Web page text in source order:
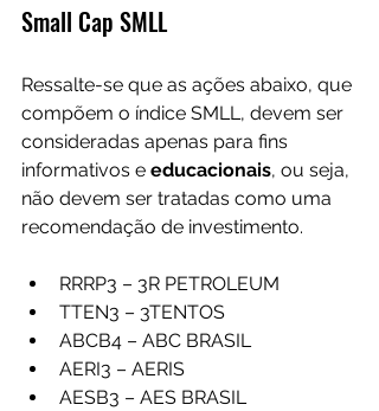
Small Cap SMLL
Ressalte-se que as ações abaixo, que
compõem o índice SMLL, devem ser
consideradas apenas para fins
informativos e educacionais, ou seja,
não devem ser tratadas como uma
recomendação de investimento.
RRRP3 – 3R PETROLEUM
TTEN3 – 3TENTOS
ABCB4 – ABC BRASIL
AERI3 – AERIS
AESB3 – AES BRASIL